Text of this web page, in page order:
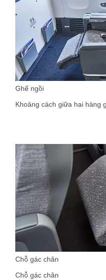
Ghế ngồi
Khoảng cách giữa hai hàng
Chỗ gác chân
Chỗ gác chân